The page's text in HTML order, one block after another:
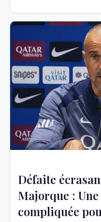
Défaite
Majorque :
compliquée